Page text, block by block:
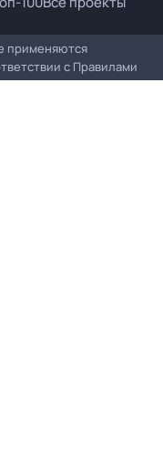
применяются
с Правилами